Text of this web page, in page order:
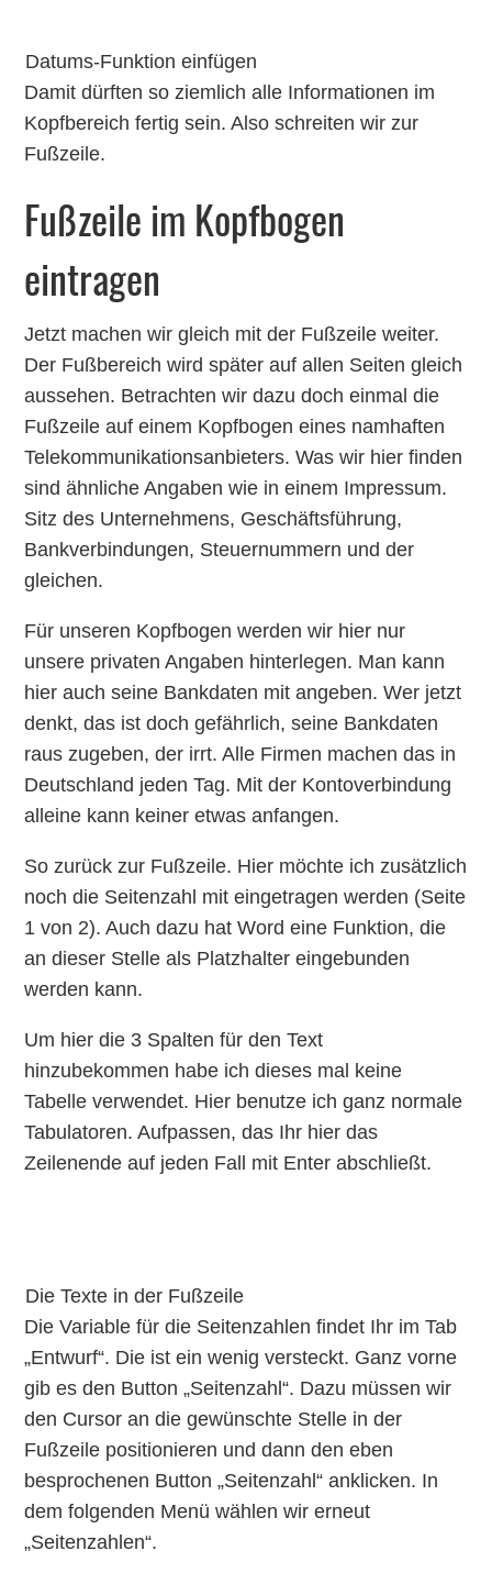
Datums-Funktion einfügen
Damit dürften so ziemlich alle Informationen im
Kopfbereich fertig sein. Also schreiten wir zur
Fußzeile.
Fußzeile im Kopfbogen
eintragen
Jetzt machen wir gleich mit der Fußzeile weiter.
Der Fußbereich wird später auf allen Seiten gleich
aussehen. Betrachten wir dazu doch einmal die
Fußzeile auf einem Kopfbogen eines namhaften
Telekommunikationsanbieters. Was wir hier finden
sind ähnliche Angaben wie in einem Impressum.
Sitz des Unternehmens, Geschäftsführung,
Bankverbindungen, Steuernummern und der
gleichen.
Für unseren Kopfbogen werden wir hier nur
unsere privaten Angaben hinterlegen. Man kann
hier auch seine Bankdaten mit angeben. Wer jetzt
denkt, das ist doch gefährlich, seine Bankdaten
raus zugeben, der irrt. Alle Firmen machen das in
Deutschland jeden Tag. Mit der Kontoverbindung
alleine kann keiner etwas anfangen.
So zurück zur Fußzeile. Hier möchte ich zusätzlich
noch die Seitenzahl mit eingetragen werden (Seite
1 von 2). Auch dazu hat Word eine Funktion, die
an dieser Stelle als Platzhalter eingebunden
werden kann.
Um hier die 3 Spalten für den Text
hinzubekommen habe ich dieses mal keine
Tabelle verwendet. Hier benutze ich ganz normale
Tabulatoren. Aufpassen, das Ihr hier das
Zeilenende auf jeden Fall mit Enter abschließt.
Die Texte in der Fußzeile
Die Variable für die Seitenzahlen findet Ihr im Tab
„Entwurf“. Die ist ein wenig versteckt. Ganz vorne
gib es den Button „Seitenzahl“. Dazu müssen wir
den Cursor an die gewünschte Stelle in der
Fußzeile positionieren und dann den eben
besprochenen Button „Seitenzahl“ anklicken. In
dem folgenden Menü wählen wir erneut
„Seitenzahlen“.